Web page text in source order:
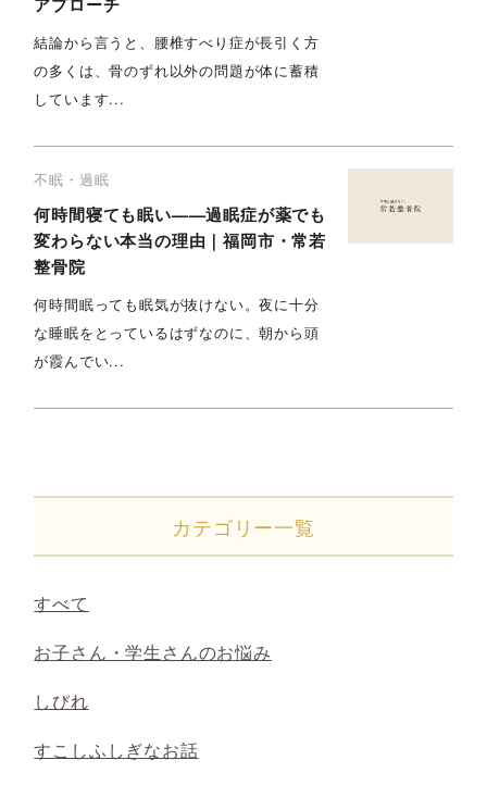
結論から言うと、腰椎すべり症が長引く方
の多くは、骨のずれ以外の問題が体に蓄積
しています...
不眠・過眠
何時間寝ても眠い——過眠症が薬でも
変わらない本当の理由｜福岡市・常若
整骨院
何時間眠っても眠気が抜けない。夜に十分
な睡眠をとっているはずなのに、朝から頭
が霞んでい...
カテゴリー一覧
すべて
お子さん・学生さんのお悩み
しびれ
すこしふしぎなお話